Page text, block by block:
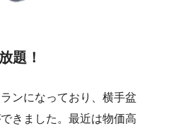
題！
ンになっており、横手盆
きました。最近は物価高